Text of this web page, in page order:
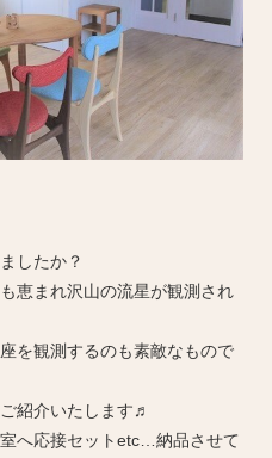
したか？
恵まれ沢山の流星が観測され
を観測するのも素敵なもので
紹介いたします♬
へ応接セットetc…納品させて